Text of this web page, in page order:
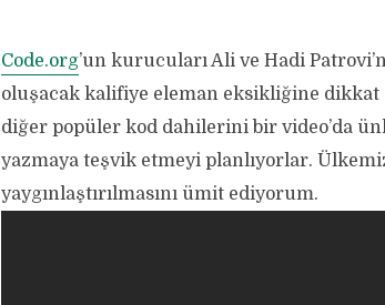
Code.org’un kurucuları Ali ve Hadi
oluşacak kalifiye eleman eksikliğine
diğer popüler kod dahilerini bir video’da
yazmaya teşvik etmeyi planlıyorlar.
yaygınlaştırılmasını ümit ediyorum.